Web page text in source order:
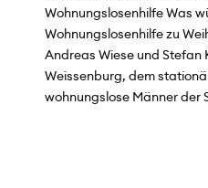
Wohnungslosenhilfe Was
Wohnungslosenhilfe zu
Andreas Wiese und Stefan
Weissenburg, dem
wohnungslose Männer der